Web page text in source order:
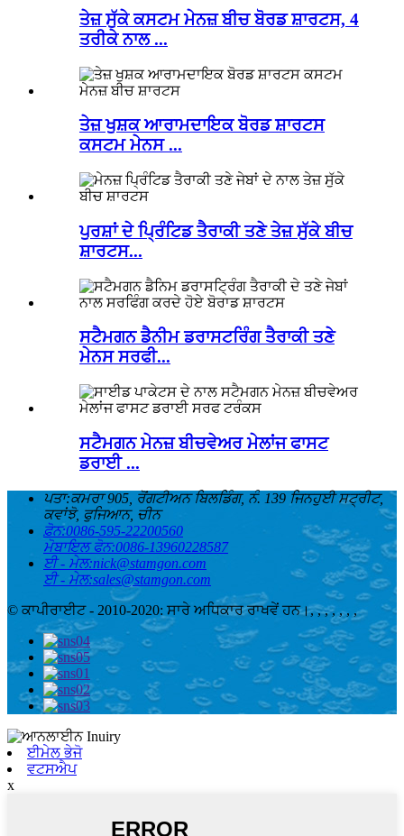
ਤੇਜ਼ ਸੁੱਕੇ ਕਸਟਮ ਮੇਨਜ਼ ਬੀਚ ਬੋਰਡ ਸ਼ਾਰਟਸ, 4
ਤਰੀਕੇ ਨਾਲ ...
ਤੇਜ਼ ਖੁਸ਼ਕ ਆਰਾਮਦਾਇਕ ਬੋਰਡ ਸ਼ਾਰਟਸ
ਕਸਟਮ ਮੇਨਸ ...
ਪੁਰਸ਼ਾਂ ਦੇ ਪ੍ਰਿੰਟਿਡ ਤੈਰਾਕੀ ਤਣੇ ਤੇਜ਼ ਸੁੱਕੇ ਬੀਚ
ਸ਼ਾਰਟਸ...
ਸਟੈਮਗਨ ਡੈਨੀਮ ਡਰਾਸਟਰਿੰਗ ਤੈਰਾਕੀ ਤਣੇ
ਮੇਨਸ ਸਰਫੀ...
ਸਟੈਮਗਨ ਮੇਨਜ਼ ਬੀਚਵੇਅਰ ਮੇਲਾਂਜ ਫਾਸਟ
ਡਰਾਈ ...
ਪਤਾ:ਕਮਰਾ 905, ਰੋਂਗਟੀਅਨ ਬਿਲਡਿੰਗ, ਨੰ. 139 ਜਿਨਹੁਈ ਸਟ੍ਰੀਟ,
ਕਵਾਂਝੋ, ਫੁਜਿਆਨ, ਚੀਨ
ਫ਼ੋਨ:0086-595-22200560
ਮੋਬਾਇਲ ਫੋਨ:0086-13960228587
ਈ - ਮੇਲ:nick@stamgon.com
ਈ - ਮੇਲ:sales@stamgon.com
© ਕਾਪੀਰਾਈਟ - 2010-2020: ਸਾਰੇ ਅਧਿਕਾਰ ਰਾਖਵੇਂ ਹਨ।, , , , , , ,
ਈਮੇਲ ਭੇਜੋ
ਵਟਸਐਪ
x